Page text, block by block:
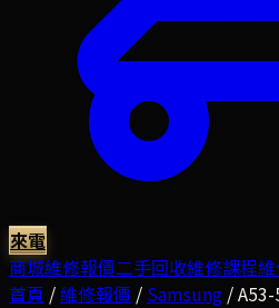
來電
商城維修報價二手回收維修課程
首頁 /維修報價 / Samsung /